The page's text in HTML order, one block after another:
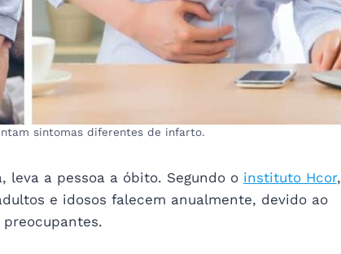
sintomas diferentes de infarto.
leva a pessoa a óbito. Segundo o instituto Hcor,
e idosos falecem anualmente, devido ao